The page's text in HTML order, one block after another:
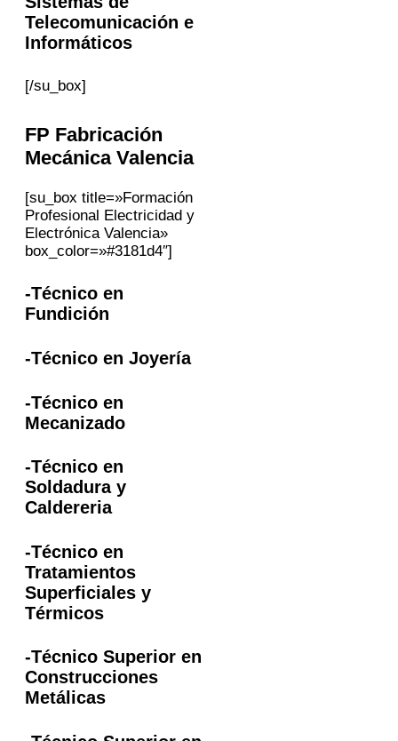
Telecomunicación e
Informáticos
[/su_box]
FP Fabricación
Mecánica Valencia
[su_box title=»Formación
Profesional Electricidad y
Electrónica Valencia»
box_color=»#3181d4″]
-Técnico en
Fundición
-Técnico en Joyería
-Técnico en
Mecanizado
-Técnico en
Soldadura y
Caldereria
-Técnico en
Tratamientos
Superficiales y
Térmicos
-Técnico Superior en
Construcciones
Metálicas